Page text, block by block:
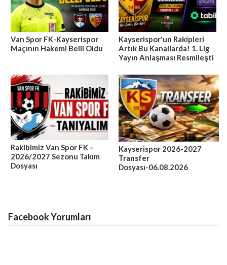
Van Spor FK-Kayserispor
Maçının Hakemi Belli Oldu
Kayserispor'un Rakipleri
Artık Bu Kanallarda! 1. Lig
Yayın Anlaşması Resmileşti
Rakibimiz Van Spor FK –
2026/2027 Sezonu Takım
Dosyası
Kayserispor 2026-2027
Transfer
Dosyası-06.08.2026
Facebook Yorumları